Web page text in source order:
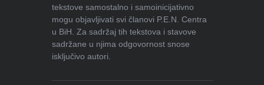
tekstove samostalno i samoinicijativno
mogu objavljivati svi članovi P.E.N. Centra
u BiH. Za sadržaj tih tekstova i stavove
sadržane u njima odgovornost snose
isključivo autori.